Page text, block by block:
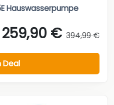
Hauswasserpumpe
259,90 € 394,99 €
Deal